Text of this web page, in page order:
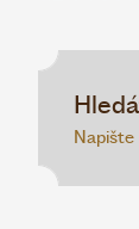
Napište